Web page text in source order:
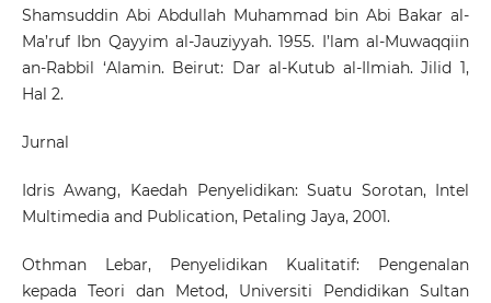
Shamsuddin Abi Abdullah Muhammad bin Abi Bakar al-
Ma’ruf Ibn Qayyim al-Jauziyyah. 1955. I’lam al-Muwaqqiin
an-Rabbil ‘Alamin. Beirut: Dar al-Kutub al-Ilmiah. Jilid 1,
Hal 2.
Jurnal
Idris Awang, Kaedah Penyelidikan: Suatu Sorotan, Intel
Multimedia and Publication, Petaling Jaya, 2001.
Othman Lebar, Penyelidikan Kualitatif: Pengenalan
kepada Teori dan Metod, Universiti Pendidikan Sultan